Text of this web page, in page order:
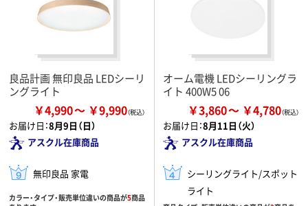
良品計画 無印良品 LEDシーリ
ングライト
￥4,990 ￥9,990
お届け日：8月9日（日）
アスクル在庫商品
無印良品 家電
カラー・タイプ・販売単位違いの商品が5商品
オーム電機 LEDシーリングラ
イト 400W5 06
￥3,860 ￥4,780
お届け日：8月11日（火）
アスクル在庫商品
シーリングライト/スポット
ライト